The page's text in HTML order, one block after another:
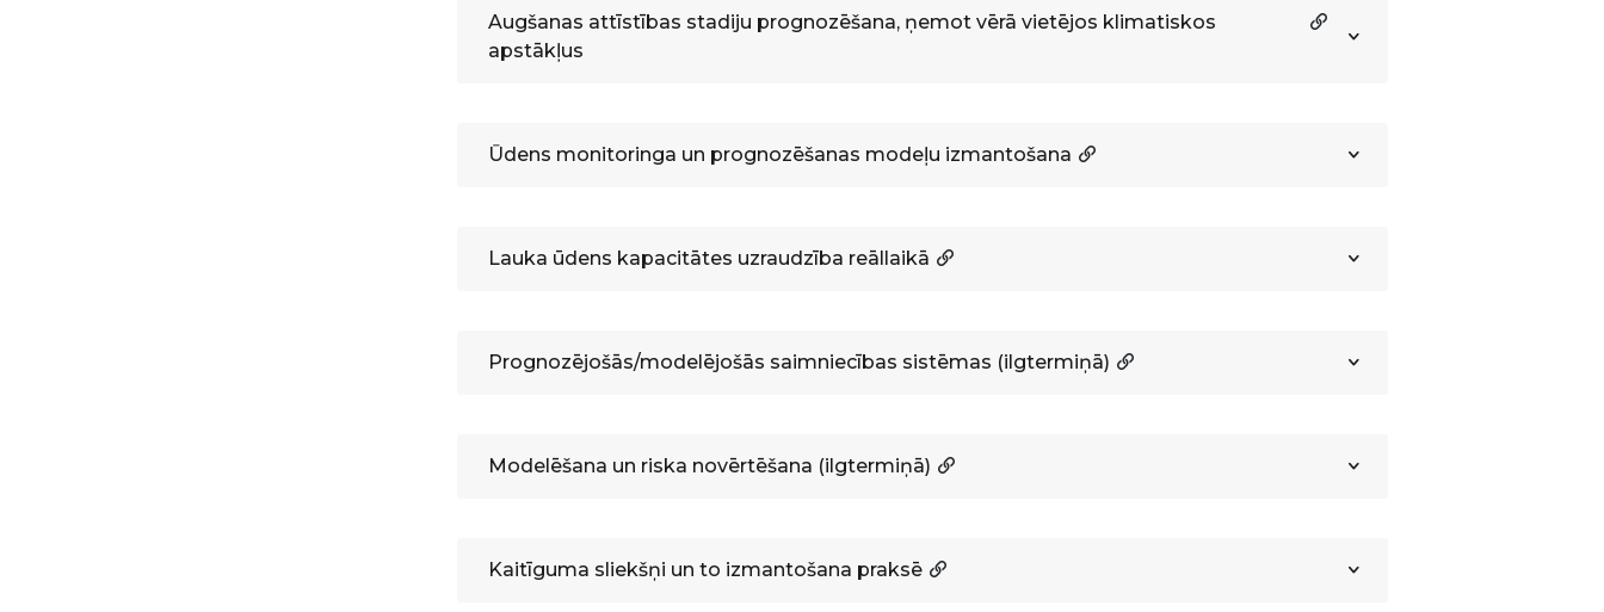
Augšanas attīstības stadiju prognozēšana, ņemot vērā vietējos klimatiskos
apstākļus
Ūdens monitoringa un prognozēšanas modeļu izmantošana
Lauka ūdens kapacitātes uzraudzība reāllaikā
Prognozējošās/modelējošās saimniecības sistēmas (ilgtermiņā)
Modelēšana un riska novērtēšana (ilgtermiņā)
Kaitīguma sliekšņi un to izmantošana praksē